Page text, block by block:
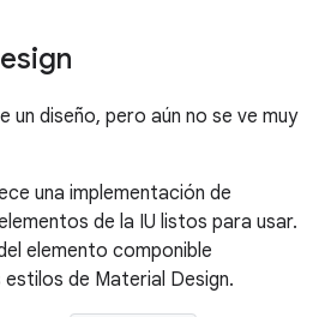
un diseño, pero aún no se ve muy
una implementación de
de la IU listos para usar.
elemento componible
estilos de Material Design.